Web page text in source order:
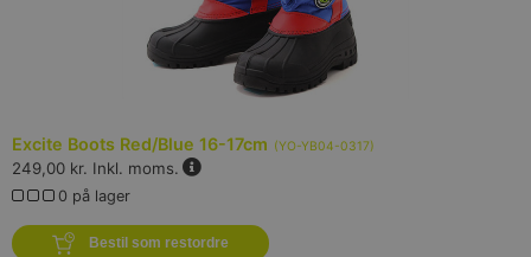
Excite Boots Red/Blue 16-17cm (YO-YB04-0317)
249,00 kr. Inkl. moms.
0 på lager
Bestil som restordre